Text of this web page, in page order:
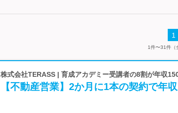
1
1件〜31件（
株式会社TERASS | 育成アカデミー受講者の8割が年収
【不動産営業】2か月に1本の契約で年